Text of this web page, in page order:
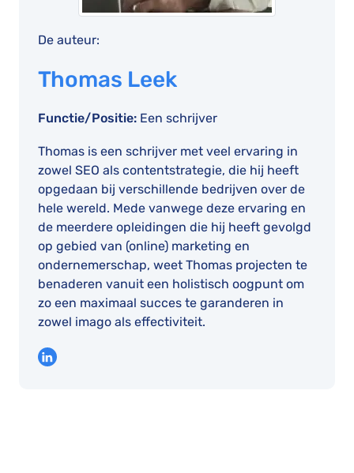
De auteur:
Thomas Leek
Functie/Positie: Een schrijver
Thomas is een schrijver met veel ervaring in
zowel SEO als contentstrategie, die hij heeft
opgedaan bij verschillende bedrijven over de
hele wereld. Mede vanwege deze ervaring en
de meerdere opleidingen die hij heeft gevolgd
op gebied van (online) marketing en
ondernemerschap, weet Thomas projecten te
benaderen vanuit een holistisch oogpunt om
zo een maximaal succes te garanderen in
zowel imago als effectiviteit.